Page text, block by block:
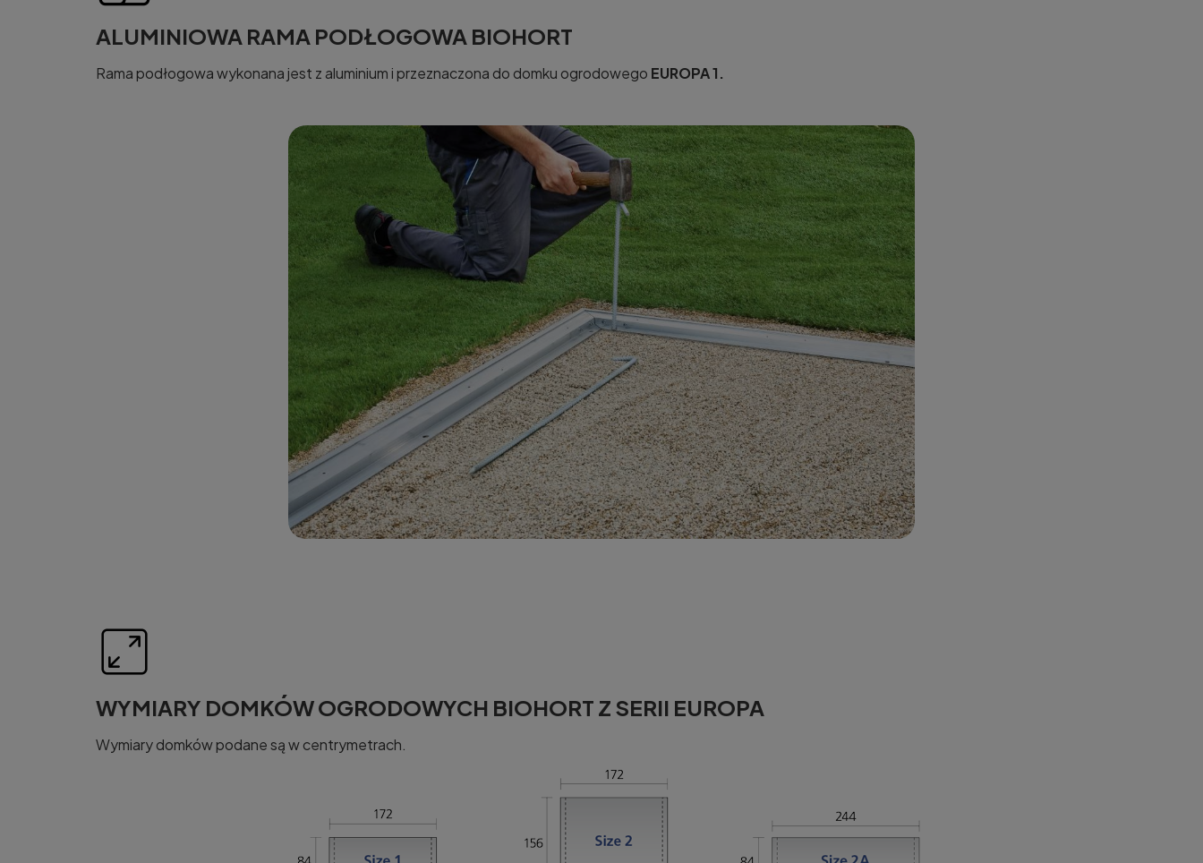
ALUMINIOWA RAMA PODŁOGOWA BIOHORT
Rama podłogowa wykonana jest z aluminium i przeznaczona do domku ogrodowego EUROPA 1.
WYMIARY DOMKÓW OGRODOWYCH BIOHORT Z SERII EUROPA
Wymiary domków podane są w centrymetrach.